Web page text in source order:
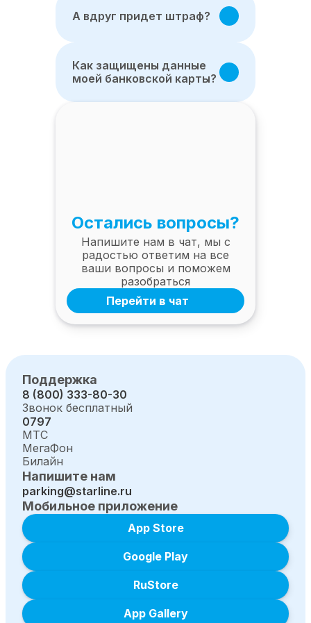
А вдруг придет штраф?
Как защищены данные
моей банковской карты?
Остались вопросы?
Напишите нам в чат, мы с
радостью ответим на все
ваши вопросы и поможем
разобраться
Перейти в чат
Поддержка
8 (800) 333-80-30
Звонок бесплатный
0797
МТС
МегаФон
Билайн
Напишите нам
parking@starline.ru
Мобильное приложение
App Store
Google Play
RuStore
App Gallery